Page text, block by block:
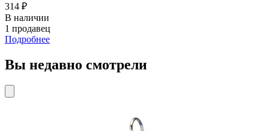
314 ₽
В наличии
1 продавец
Подробнее
Вы недавно смотрели